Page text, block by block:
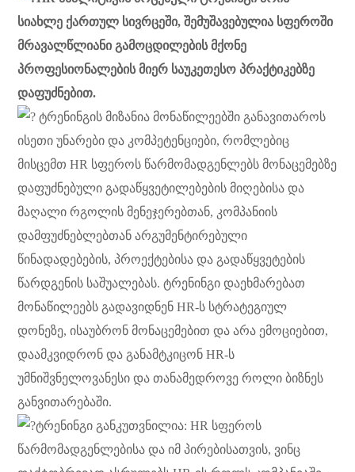
სიახლე ქართულ სივრცეში, შემუშავებულია სფეროში
მრავალწლიანი გამოცდილების მქონე
პროფესიონალების მიერ საუკეთესო პრაქტიკებზე
დაფუძნებით.
ტრენინგის მიზანია მონაწილეებში განავითაროს
ისეთი უნარები და კომპეტენციები, რომლებიც
მისცემთ HR სფეროს წარმომადგენლებს მონაცემებზე
დაფუძნებული გადაწყვეტილებების მიღებისა და
მაღალი რგოლის მენეჯერებთან, კომპანიის
დამფუძნებლებთან არგუმენტირებული
წინადადებების, პროექტებისა და გადაწყვეტების
წარდგენის საშუალებას. ტრენინგი დაეხმარებათ
მონაწილეებს გადავიდნენ HR-ს სტრატეგიულ
დონეზე, ისაუბრონ მონაცემებით და არა ემოციებით,
დაამკვიდრონ და განამტკიცონ HR-ს
უმნიშვნელოვანესი და თანამედროვე როლი ბიზნეს
განვითარებაში.
ტრენინგი განკუთვნილია: HR სფეროს
წარმომადგენლებისა და იმ პირებისათვის, ვინც